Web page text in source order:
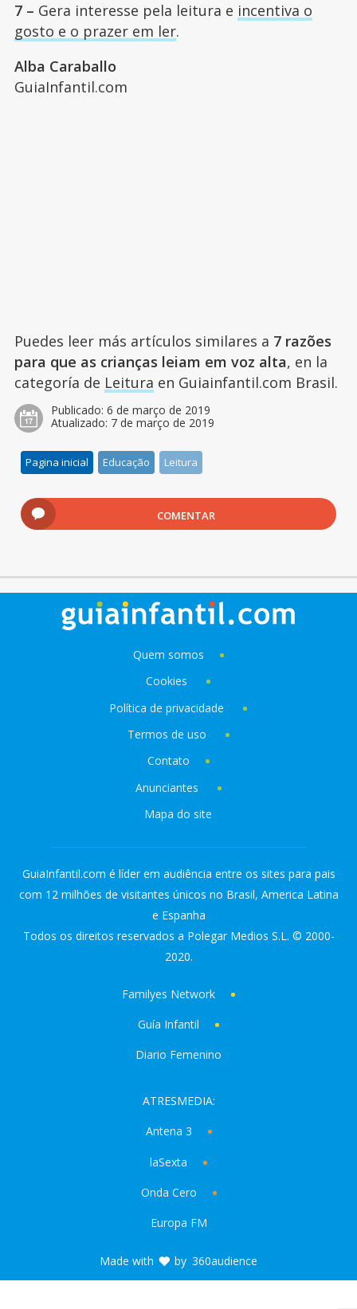
7 – Gera interesse pela leitura e incentiva o
gosto e o prazer em ler.
Alba Caraballo
GuiaInfantil.com
Puedes leer más artículos similares a 7 razões
para que as crianças leiam em voz alta, en la
categoría de Leitura en Guiainfantil.com Brasil.
Publicado: 6 de março de 2019
Atualizado: 7 de março de 2019
Pagina inicial Educação Leitura
COMENTAR
Quem somos
Cookies
Política de privacidade
Termos de uso
Contato
Anunciantes
Mapa do site
GuiaInfantil.com é líder em audiência entre os sites para pais
com 12 milhões de visitantes únicos no Brasil, America Latina
e Espanha
Todos os direitos reservados a Polegar Medios S.L. © 2000-
2020.
Familyes Network
Guía Infantil
Diario Femenino
ATRESMEDIA:
Antena 3
laSexta
Onda Cero
Europa FM
Made with by 360audience